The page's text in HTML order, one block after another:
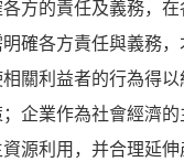
方的責任及義務，
確各方責任與義務
關利益者的行為得
企業作為社會經濟
源利用，并合理延